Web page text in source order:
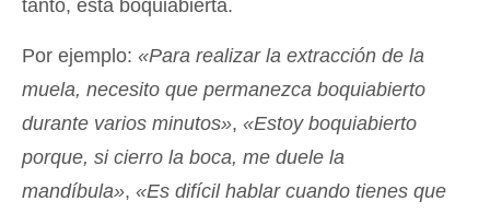
tanto, está boquiabierta.
Por ejemplo: «Para realizar la extracción de la
muela, necesito que permanezca boquiabierto
durante varios minutos», «Estoy boquiabierto
porque, si cierro la boca, me duele la
mandíbula», «Es difícil hablar cuando tienes que